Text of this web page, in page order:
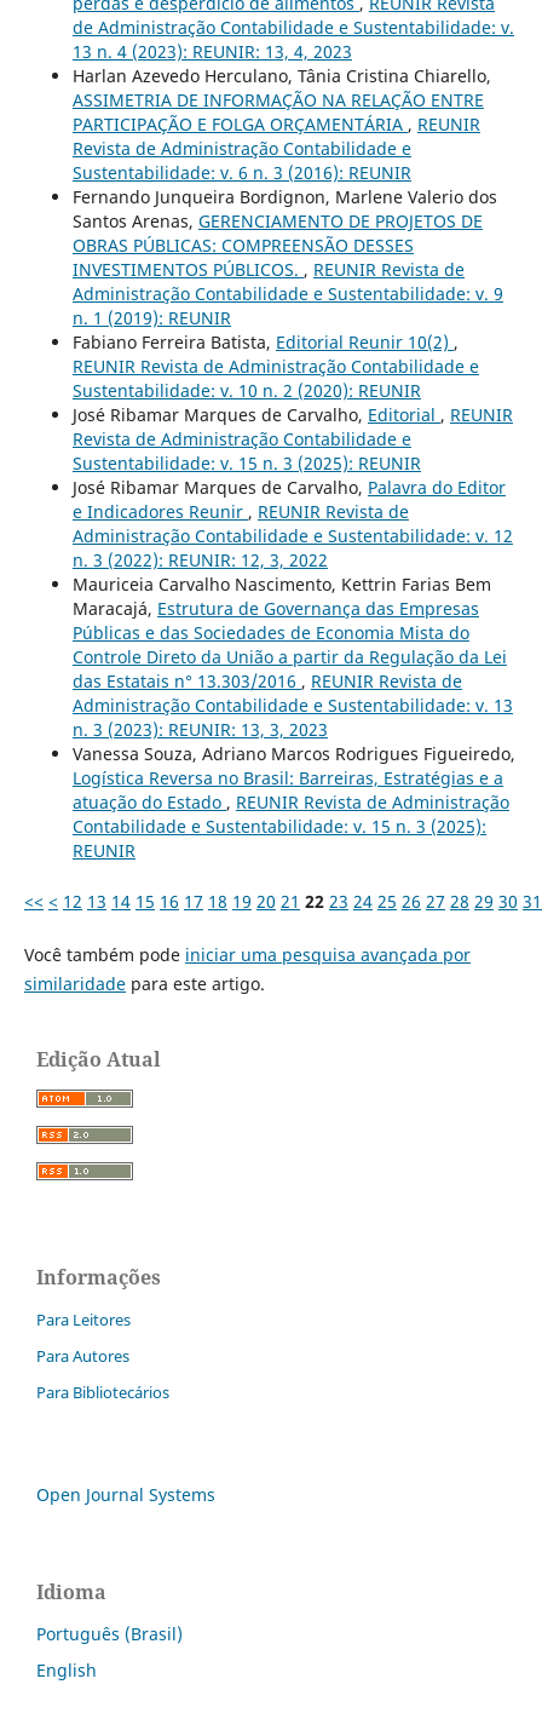
de Administração Contabilidade e Sustentabilidade: v.
13 n. 4 (2023): REUNIR: 13, 4, 2023
Harlan Azevedo Herculano, Tânia Cristina Chiarello,
ASSIMETRIA DE INFORMAÇÃO NA RELAÇÃO ENTRE
PARTICIPAÇÃO E FOLGA ORÇAMENTÁRIA , REUNIR
Revista de Administração Contabilidade e
Sustentabilidade: v. 6 n. 3 (2016): REUNIR
Fernando Junqueira Bordignon, Marlene Valerio dos
Santos Arenas, GERENCIAMENTO DE PROJETOS DE
OBRAS PÚBLICAS: COMPREENSÃO DESSES
INVESTIMENTOS PÚBLICOS. , REUNIR Revista de
Administração Contabilidade e Sustentabilidade: v. 9
n. 1 (2019): REUNIR
Fabiano Ferreira Batista, Editorial Reunir 10(2) ,
REUNIR Revista de Administração Contabilidade e
Sustentabilidade: v. 10 n. 2 (2020): REUNIR
José Ribamar Marques de Carvalho, Editorial , REUNIR
Revista de Administração Contabilidade e
Sustentabilidade: v. 15 n. 3 (2025): REUNIR
José Ribamar Marques de Carvalho, Palavra do Editor
e Indicadores Reunir , REUNIR Revista de
Administração Contabilidade e Sustentabilidade: v. 12
n. 3 (2022): REUNIR: 12, 3, 2022
Mauriceia Carvalho Nascimento, Kettrin Farias Bem
Maracajá, Estrutura de Governança das Empresas
Públicas e das Sociedades de Economia Mista do
Controle Direto da União a partir da Regulação da Lei
das Estatais n° 13.303/2016 , REUNIR Revista de
Administração Contabilidade e Sustentabilidade: v. 13
n. 3 (2023): REUNIR: 13, 3, 2023
Vanessa Souza, Adriano Marcos Rodrigues Figueiredo,
Logística Reversa no Brasil: Barreiras, Estratégias e a
atuação do Estado , REUNIR Revista de Administração
Contabilidade e Sustentabilidade: v. 15 n. 3 (2025):
REUNIR
<< < 12 13 14 15 16 17 18 19 20 21 22 23 24 25 26 27 28 29 30 31
Você também pode iniciar uma pesquisa avançada por
similaridadepara este artigo.
Edição Atual
Informações
Para Leitores
Para Autores
Para Bibliotecários
Open Journal Systems
Idioma
Português (Brasil)
English